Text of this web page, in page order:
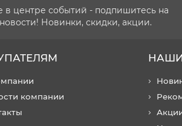
в центре событий - подпишитесь на
Новинки, скидки, акции.
компании